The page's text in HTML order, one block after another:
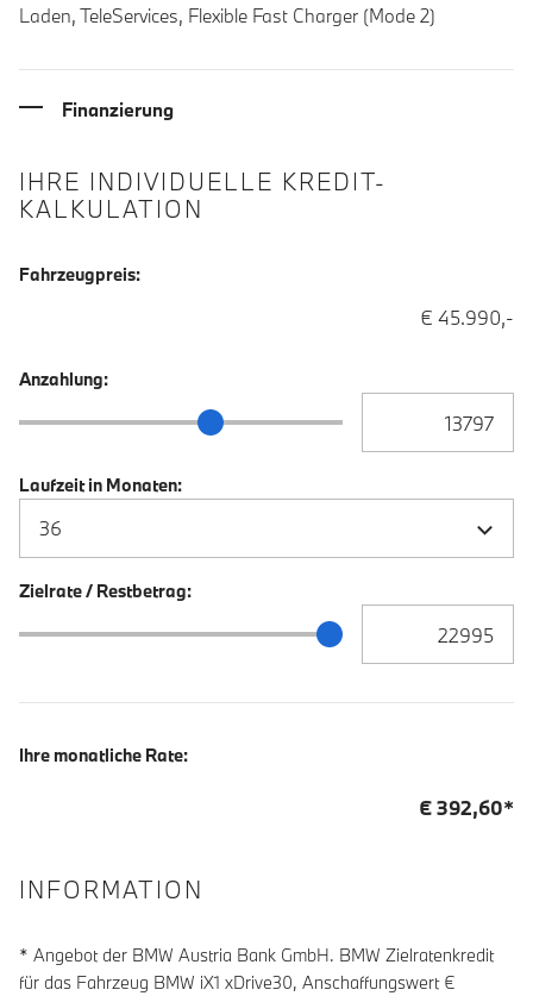
Laden, TeleServices, Flexible Fast Charger (Mode 2)
Finanzierung
IHRE INDIVIDUELLE KREDIT-
KALKULATION
Fahrzeugpreis:
€ 45.990,-
Anzahlung:
Anzahlung Schieberegler
Laufzeit in Monaten:
Zielrate / Restbetrag:
Zielrate / Restbetrag Schieberegler
Ihre monatliche Rate:
€392,60*
INFORMATION
* Angebot der BMW Austria Bank GmbH. BMW Zielratenkredit
für das Fahrzeug BMW iX1 xDrive30, Anschaffungswert €